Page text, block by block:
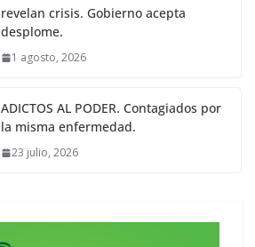
revelan crisis. Gobierno acepta
desplome.
1 agosto, 2026
ADICTOS AL PODER. Contagiados por
la misma enfermedad.
23 julio, 2026